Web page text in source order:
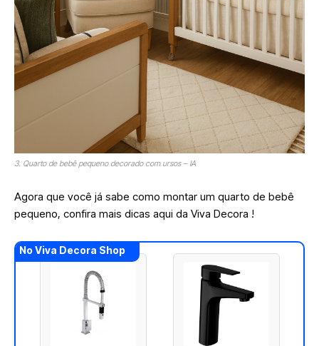
3. Quarto de bebê pequeno decorado com ursos – IA
Agora que você já sabe como montar um quarto de bebê
pequeno, confira mais dicas aqui da Viva Decora !
No Viva Decora Shop